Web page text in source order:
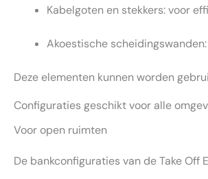
Kabelgoten en stekkers: voor
Akoestische
Deze elementen kunnen worden
Configuraties geschikt voor alle
Voor open ruimten
De bankconfiguraties van de Take